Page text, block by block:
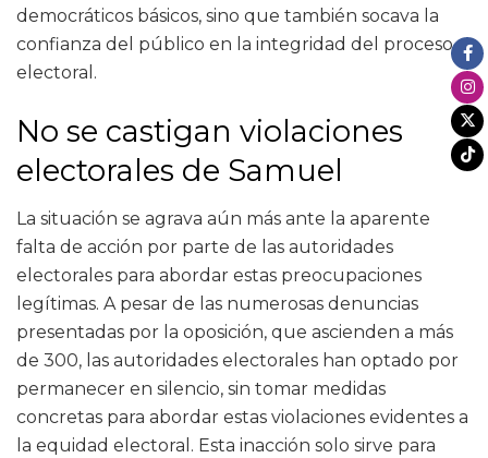
democráticos básicos, sino que también socava la
confianza del público en la integridad del proceso
electoral.
No se castigan violaciones
electorales de Samuel
La situación se agrava aún más ante la aparente
falta de acción por parte de las autoridades
electorales para abordar estas preocupaciones
legítimas. A pesar de las numerosas denuncias
presentadas por la oposición, que ascienden a más
de 300, las autoridades electorales han optado por
permanecer en silencio, sin tomar medidas
concretas para abordar estas violaciones evidentes a
la equidad electoral. Esta inacción solo sirve para